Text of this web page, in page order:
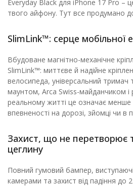
Everyday Black для iPhone 17 Pro –
твого айфону. Тут все продумано
SlimLink™: серце мобільної
Вбудоване магнітно-механічне
SlimLink™: миттєве й надійне
велосипеда, універсальний тримач
маунтом, Arca Swiss-майданчиком і
реальному житті це означає
впевненості на дорозі, зйомці чи в
Захист, що не перетворює
цеглину
Повний гумовий бампер,
камерами та захист від падіння до